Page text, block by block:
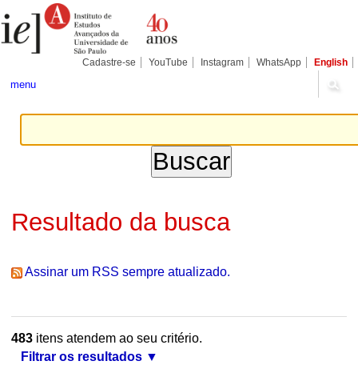
para
conteúdo.
Pessoais
Cadastre-se YouTube Instagram WhatsApp English
menu
Resultado da busca
Assinar um RSS sempre atualizado.
483itens atendem ao seu critério.
Filtrar os resultados